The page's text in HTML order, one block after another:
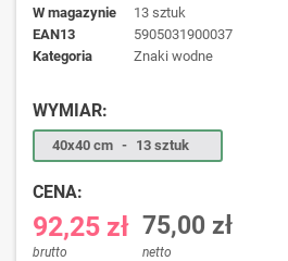
W magazynie
13 sztuk
EAN13
5905031900037
kategoria
Znaki wodne
WYMIAR:
40x40 cm - 13 sztuk
CENA:
92,25 zł
brutto
75,00 zł
netto